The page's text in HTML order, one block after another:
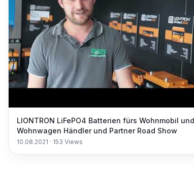
LIONTRON LiFePO4 Batterien fürs Wohnmobil und
Wohnwagen Händler und Partner Road Show
10.08.2021 · 153 Views